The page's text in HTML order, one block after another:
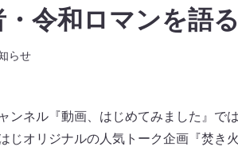
令和ロマンを語
らせ
ンネル『動画、はじめてみました』で
じオリジナルの人気トーク企画『焚き火